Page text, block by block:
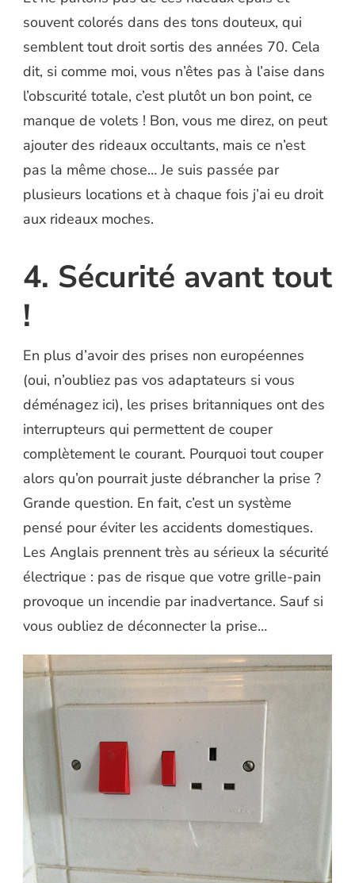
souvent colorés dans des tons douteux, qui
semblent tout droit sortis des années 70. Cela
dit, si comme moi, vous n’êtes pas à l’aise dans
l’obscurité totale, c’est plutôt un bon point, ce
manque de volets ! Bon, vous me direz, on peut
ajouter des rideaux occultants, mais ce n’est
pas la même chose… Je suis passée par
plusieurs locations et à chaque fois j’ai eu droit
aux rideaux moches.
4. Sécurité avant tout
!
En plus d’avoir des prises non européennes
(oui, n’oubliez pas vos adaptateurs si vous
déménagez ici), les prises britanniques ont des
interrupteurs qui permettent de couper
complètement le courant. Pourquoi tout couper
alors qu’on pourrait juste débrancher la prise ?
Grande question. En fait, c’est un système
pensé pour éviter les accidents domestiques.
Les Anglais prennent très au sérieux la sécurité
électrique : pas de risque que votre grille-pain
provoque un incendie par inadvertance. Sauf si
vous oubliez de déconnecter la prise…